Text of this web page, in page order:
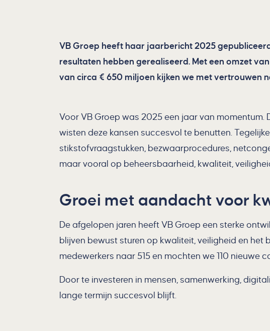
VB Groep heeft haar jaarbericht 2025
resultaten hebben gerealiseerd. Met een omzet
van circa € 650 miljoen kijken we met vertrouwen
Voor VB Groep was 2025 een jaar van
wisten deze kansen succesvol te benutten.
stikstofvraagstukken, bezwaarprocedures,
maar vooral op beheersbaarheid, kwaliteit,
Groei met aandacht voor
De afgelopen jaren heeft VB Groep een sterke
blijven bewust sturen op kwaliteit, veiligheid en het
medewerkers naar 515 en mochten we 110 nieuwe
Door te investeren in mensen, samenwerking,
lange termijn succesvol blijft.